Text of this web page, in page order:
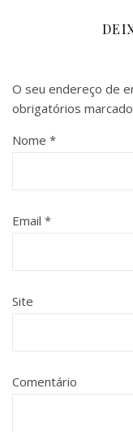
O seu endereço de
obrigatórios
Nome *
Email *
Site
Comentário